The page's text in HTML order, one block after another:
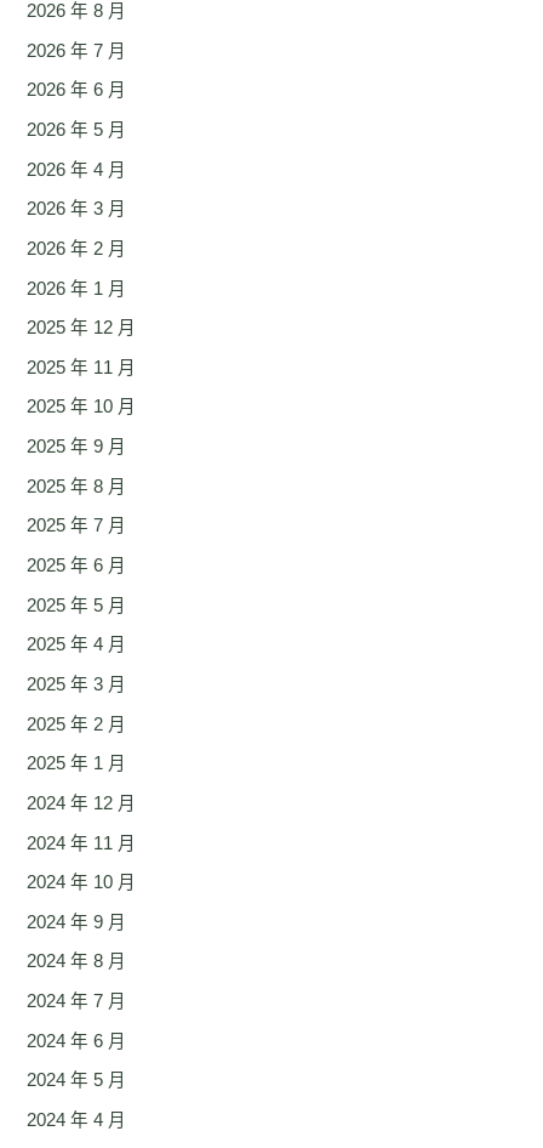
2026 年 8 月
2026 年 7 月
2026 年 6 月
2026 年 5 月
2026 年 4 月
2026 年 3 月
2026 年 2 月
2026 年 1 月
2025 年 12 月
2025 年 11 月
2025 年 10 月
2025 年 9 月
2025 年 8 月
2025 年 7 月
2025 年 6 月
2025 年 5 月
2025 年 4 月
2025 年 3 月
2025 年 2 月
2025 年 1 月
2024 年 12 月
2024 年 11 月
2024 年 10 月
2024 年 9 月
2024 年 8 月
2024 年 7 月
2024 年 6 月
2024 年 5 月
2024 年 4 月